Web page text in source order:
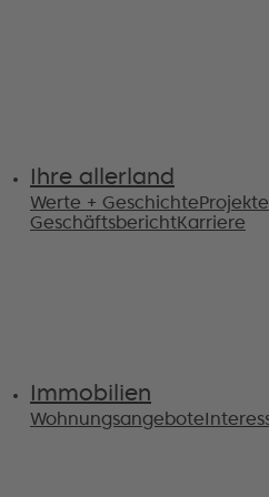
Ihre allerland
Werte + Geschichte
GeschäftsberichtKarriere
Immobilien
Wohnungsangebote